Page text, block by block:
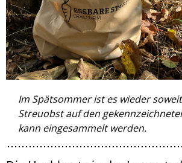
Im Spätsommer ist es wieder
Streuobst auf den
kann eingesammelt werden.